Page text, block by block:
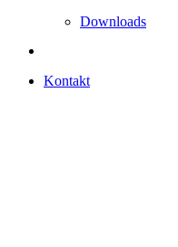
Downloads
Kontakt